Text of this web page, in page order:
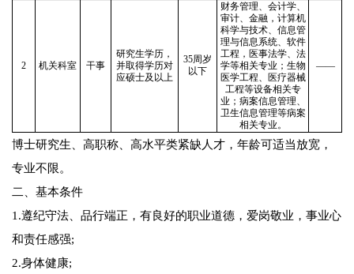
2 机关科室 干事
研究生学历，
并取得学历对
应硕士及以上
35周岁
以下
财务管理、会计学、
审计、金融，计算机
科学与技术、信息管
理与信息系统、软件
工程，医事法学、法
学等相关专业；生物
医学工程、医疗器械
工程等设备相关专
业；病案信息管理、
卫生信息管理等病案
相关专业。
——
博士研究生、高职称、高水平类紧缺人才，年龄可适当放宽，
专业不限。
二、基本条件
1.遵纪守法、品行端正，有良好的职业道德，爱岗敬业，事业心
和责任感强;
2.身体健康;